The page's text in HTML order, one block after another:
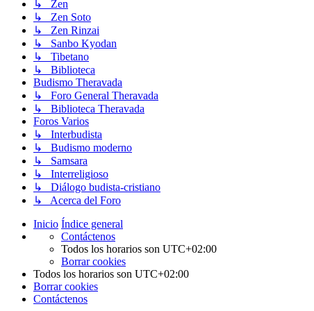
↳ Zen
↳ Zen Soto
↳ Zen Rinzai
↳ Sanbo Kyodan
↳ Tibetano
↳ Biblioteca
Budismo Theravada
↳ Foro General Theravada
↳ Biblioteca Theravada
Foros Varios
↳ Interbudista
↳ Budismo moderno
↳ Samsara
↳ Interreligioso
↳ Diálogo budista-cristiano
↳ Acerca del Foro
Inicio Índice general
Contáctenos
Todos los horarios son UTC+02:00
Borrar cookies
Todos los horarios son UTC+02:00
Borrar cookies
Contáctenos